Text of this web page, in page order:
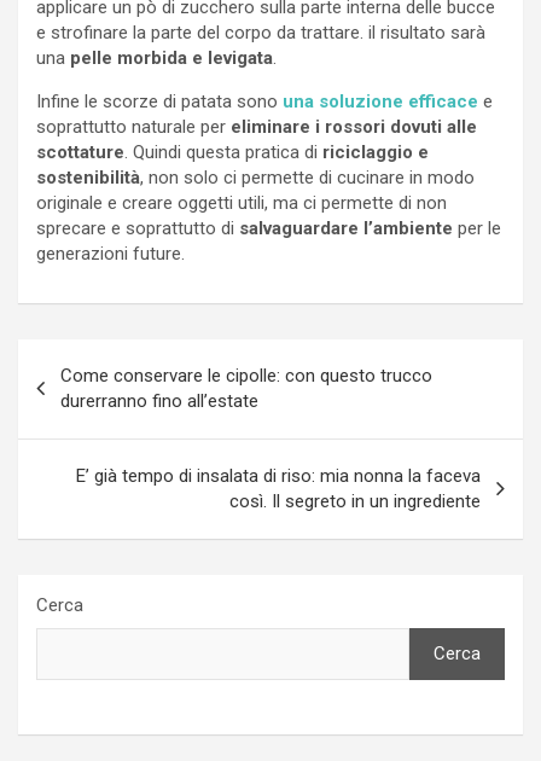
applicare un pò di zucchero sulla parte interna delle bucce
e strofinare la parte del corpo da trattare. il risultato sarà
una pelle morbida e levigata.
Infine le scorze di patata sono una soluzione efficace e
soprattutto naturale per eliminare i rossori dovuti alle
scottature. Quindi questa pratica di riciclaggio e
sostenibilità, non solo ci permette di cucinare in modo
originale e creare oggetti utili, ma ci permette di non
sprecare e soprattutto di salvaguardare l’ambiente per le
generazioni future.
articoli
Come conservare le cipolle: con questo trucco
durerranno fino all’estate
E’ già tempo di insalata di riso: mia nonna la faceva
così. Il segreto in un ingrediente
Cerca
Cerca